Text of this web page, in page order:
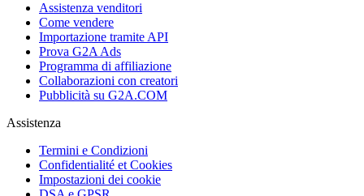
Assistenza venditori
Come vendere
Importazione tramite API
Prova G2A Ads
Programma di affiliazione
Collaborazioni con creatori
Pubblicità su G2A.COM
Assistenza
Termini e Condizioni
Confidentialité et Cookies
Impostazioni dei cookie